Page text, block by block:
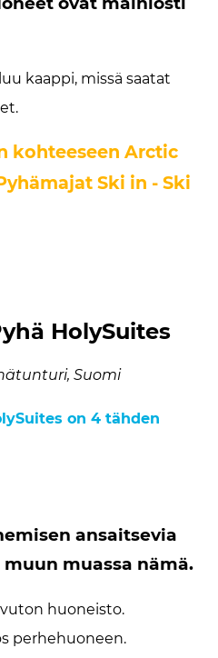
kaappi, missä saatat
kohteeseen Arctic
Ski in - Ski
HolySuites
Suomi
on 4 tähden
ansaitsevia
muassa nämä.
huoneisto.
perhehuoneen.